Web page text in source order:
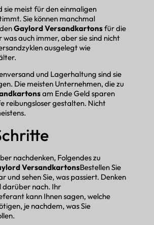
sie meist für den einmaligen
Sie können manchmal
Gaylord Versandkartonsfür die
auch immer, aber sie sind nicht
ausgelegt wie
und Lagerhaltung sind sie
Die meisten Unternehmen, die zu
am Ende Geld sparen
reibungsloser gestalten. Nicht
nachdenken, Folgendes zu
VersandkartonsBestellen Sie
und sehen Sie, was passiert. Denken
darüber nach. Ihr
kann Ihnen sagen, welche
je nachdem, was Sie